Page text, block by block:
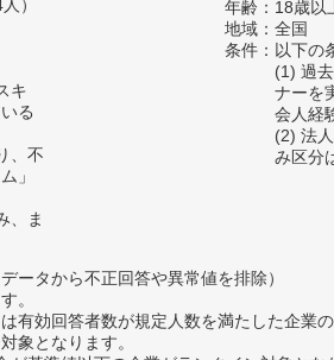
）
キ
る
、不
」
、ま
年齢：18歳以
地域：全国
条件：以下の
(1) 過
ナーを
会人経
(2) 法
み区分
ータから不正回答や異常値を排除）
。
効回答者数が規定人数を満たした企業
象となります。